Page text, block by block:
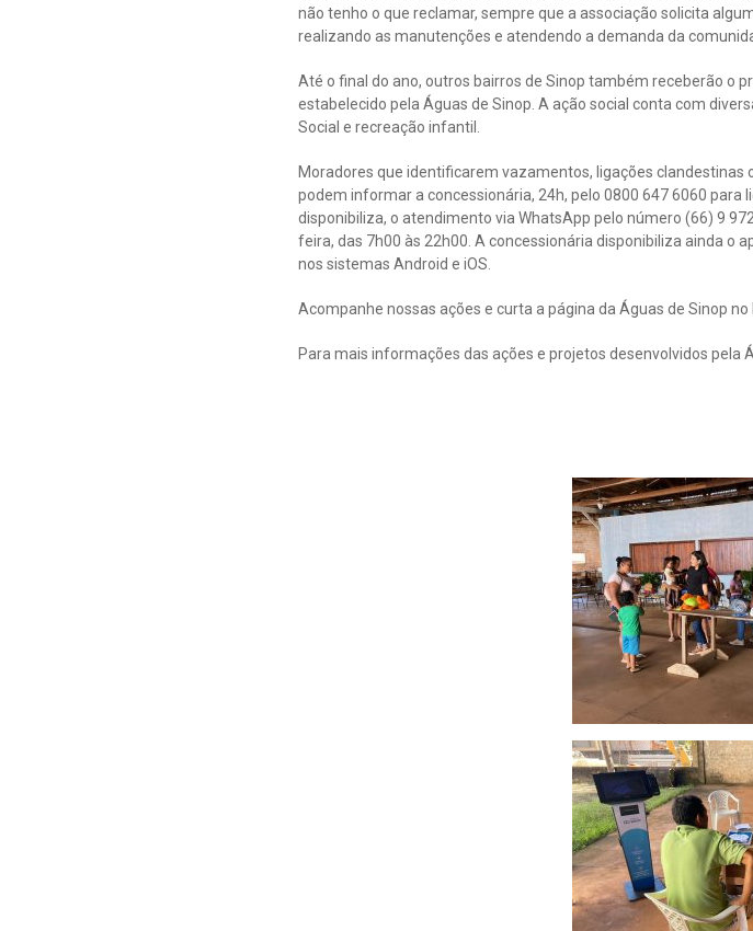
não tenho o que reclamar, sempre que a associação solicita
realizando as manutenções e atendendo a demanda da
Até o final do ano, outros bairros de Sinop também receberão o
estabelecido pela Águas de Sinop. A ação social conta com
Social e recreação infantil.
Moradores que identificarem vazamentos, ligações
podem informar a concessionária, 24h, pelo 0800 647 6060
disponibiliza, o atendimento via WhatsApp pelo número (66) 9
feira, das 7h00 às 22h00. A concessionária disponibiliza ainda o
nos sistemas Android e iOS.
Acompanhe nossas ações e curta a página da Águas de Sinop no
Para mais informações das ações e projetos desenvolvidos pela